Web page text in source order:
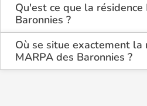
Qu'est ce que la résidence
Baronnies ?
La résidence MARPA des
résidence seniors .
Cette résidence du secteur
Où se situe exactement la
MARPA des Baronnies ?
La résidence MARPA des